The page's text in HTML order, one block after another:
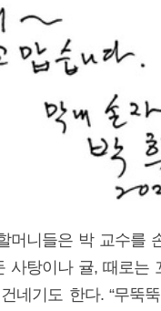
머니들은 박 교수를
사탕이나 귤, 때로는
네기도 한다. “무뚝